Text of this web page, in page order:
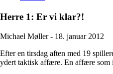
Herre 1: Er vi klar?!
Michael Møller - 18. januar 2012
Efter en tirsdag aften med 19
ydert taktisk affære. En affære som